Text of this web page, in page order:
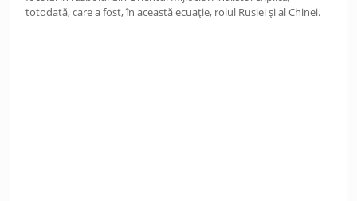
totodată, care a fost, în această ecuație, rolul Rusiei și al Chinei.